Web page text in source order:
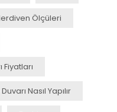
Ölçüleri
Nasıl Yapılır